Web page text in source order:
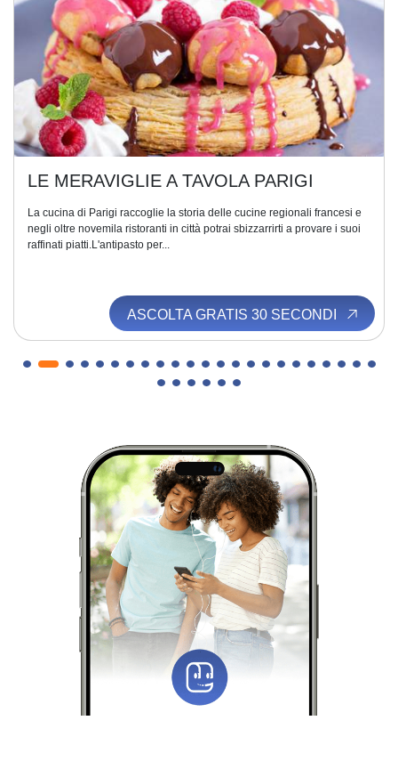
LE MERAVIGLIE A TAVOLA PARIGI
La cucina di Parigi raccoglie la storia delle cucine regionali francesi e
negli oltre novemila ristoranti in città potrai sbizzarrirti a provare i suoi
raffinati piatti.L'antipasto per...
ASCOLTA GRATIS 30 SECONDI